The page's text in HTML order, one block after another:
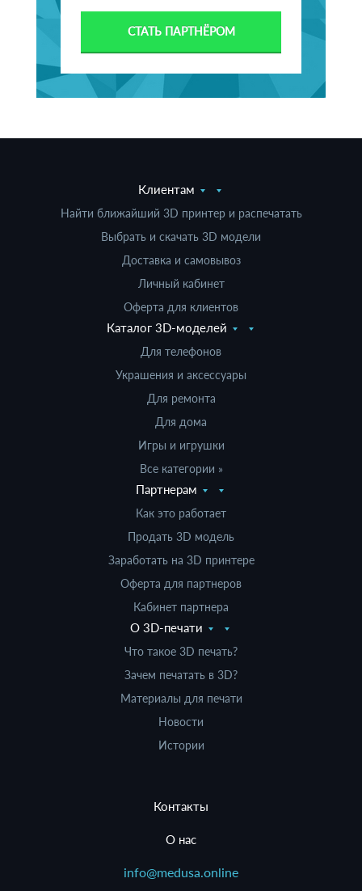
СТАТЬ ПАРТНЁРОМ
Клиентам
Найти ближайший 3D принтер и распечатать
Выбрать и скачать 3D модели
Доставка и самовывоз
Личный кабинет
Оферта для клиентов
Каталог 3D-моделей
Для телефонов
Украшения и аксессуары
Для ремонта
Для дома
Игры и игрушки
Все категории »
Партнерам
Как это работает
Продать 3D модель
Заработать на 3D принтере
Оферта для партнеров
Кабинет партнера
О 3D-печати
Что такое 3D печать?
Зачем печатать в 3D?
Материалы для печати
Новости
Истории
Контакты
О нас
info@medusa.online